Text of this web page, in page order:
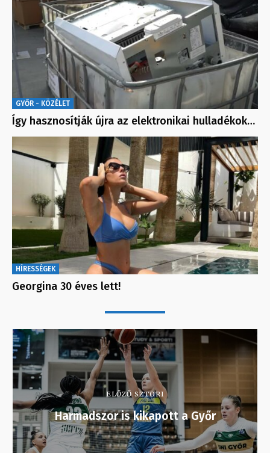
GYŐR - KÖZÉLET
Így hasznosítják újra az elektronikai hulladékok…
HÍRESSÉGEK
Georgina 30 éves lett!
ELŐZŐ SZTORI
Harmadszor is kikapott a Győr